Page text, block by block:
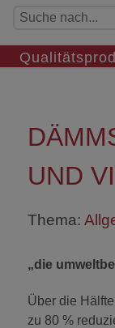
UND
Thema:
„die
Über die
zu 80 %